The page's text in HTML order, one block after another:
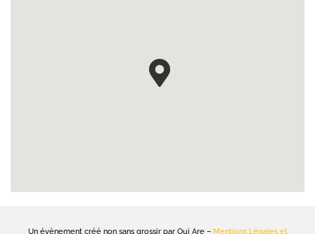
Un évènement créé non sans grossir par Oui Are – Mentions Légales et